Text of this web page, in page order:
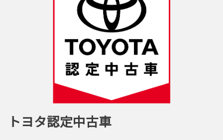
トヨタ認定中古車